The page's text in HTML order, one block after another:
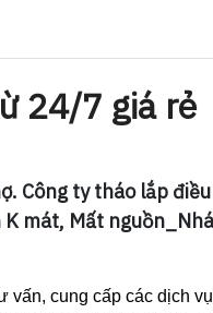
24/7 giá rẻ
Công ty tháo lắp điều
mát, Mất
vấn, cung cấp các dịch vụ